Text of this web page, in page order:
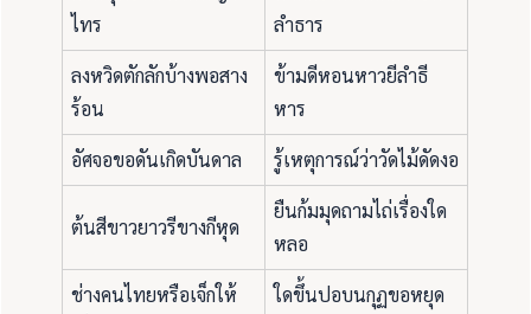
ไทร
ลำธาร
ลงหวิดตักลักบ้างพอสาง
ร้อน
ข้ามดีหอนหาวยีลำธี
หาร
อัศจอขอดันเกิดบันดาล รู้เหตุการณ์ว่าวัดไม้ดัดงอ
ต้นสีขาวยาวรีขางกีหุด
ยืนก้มมุดถามไถ่เรื่องใด
หลอ
ช่างคนไทยหรือเจ็กให้
ใดขึ้นปอบนกุฏขอหยุด